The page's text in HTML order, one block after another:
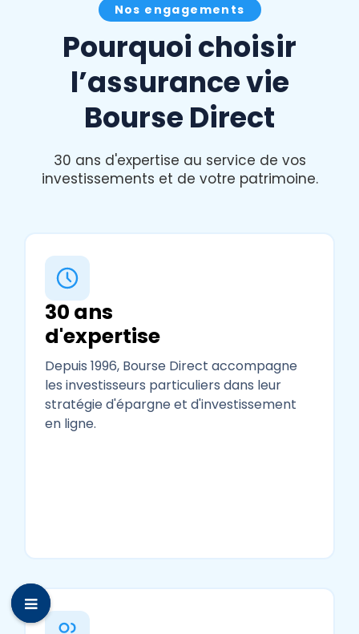
Nos engagements
Pourquoi choisir
l’assurance vie
Bourse Direct
30 ans d'expertise au service de vos
investissements et de votre patrimoine.
30 ans
d'expertise
Depuis 1996, Bourse Direct accompagne
les investisseurs particuliers dans leur
stratégie d'épargne et d'investissement
en ligne.